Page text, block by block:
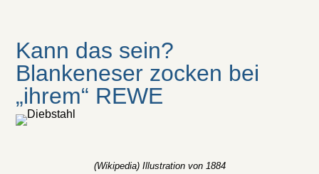
Kann das sein?
Blankeneser zocken bei
„ihrem“ REWE
(Wikipedia) Illustration von 1884